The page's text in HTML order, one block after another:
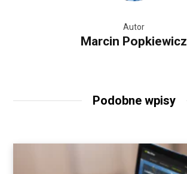
Autor
Marcin Popkiewicz
Podobne wpisy